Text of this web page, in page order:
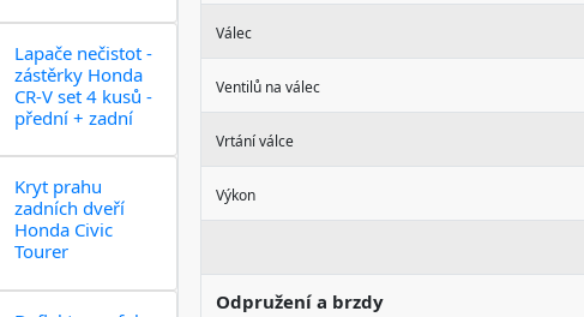
Lapače nečistot -
zástěrky Honda
CR-V set 4 kusů -
přední + zadní
Kryt prahu
zadních dveří
Honda Civic
Tourer
Válec
Ventilů na válec
Vrtání válce
Výkon
Odpružení a brzdy